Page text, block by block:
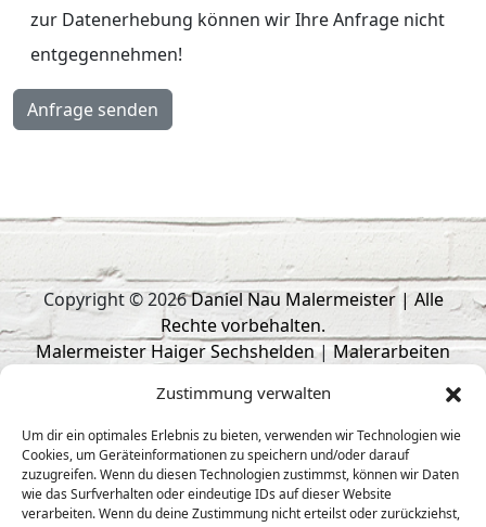
Zustimmung verwalten
Um dir ein optimales Erlebnis zu bieten, verwenden wir Technologien wie
Cookies, um Geräteinformationen zu speichern und/oder darauf
zuzugreifen. Wenn du diesen Technologien zustimmst, können wir Daten
wie das Surfverhalten oder eindeutige IDs auf dieser Website
verarbeiten. Wenn du deine Zustimmung nicht erteilst oder zurückziehst,
zur Datenerhebung können wir Ihre Anfrage nicht
entgegennehmen!
Copyright © 2026Daniel Nau Malermeister | Alle
Rechte vorbehalten.
Malermeister Haiger Sechshelden| Malerarbeiten
Fliesenleger Haiger
responsive webdesignbyintermedia
Aktuelles
Kontakt